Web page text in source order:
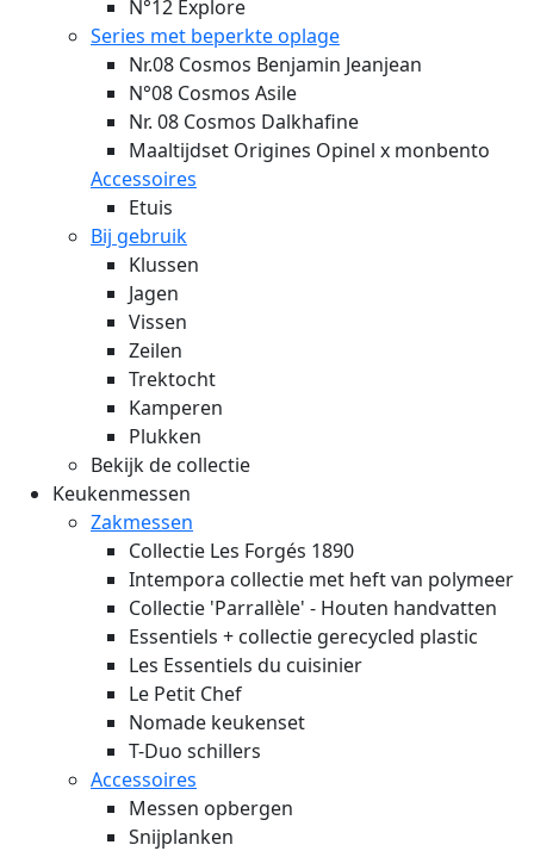
N°12 Explore
Series met beperkte oplage
Nr.08 Cosmos Benjamin Jeanjean
N°08 Cosmos Asile
Nr. 08 Cosmos Dalkhafine
Maaltijdset Origines Opinel x monbento
Accessoires
Etuis
Bij gebruik
Klussen
Jagen
Vissen
Zeilen
Trektocht
Kamperen
Plukken
Bekijk de collectie
Keukenmessen
Zakmessen
Collectie Les Forgés 1890
Intempora collectie met heft van polymeer
Collectie 'Parrallèle' - Houten handvatten
Essentiels + collectie gerecycled plastic
Les Essentiels du cuisinier
Le Petit Chef
Nomade keukenset
T-Duo schillers
Accessoires
Messen opbergen
Snijplanken